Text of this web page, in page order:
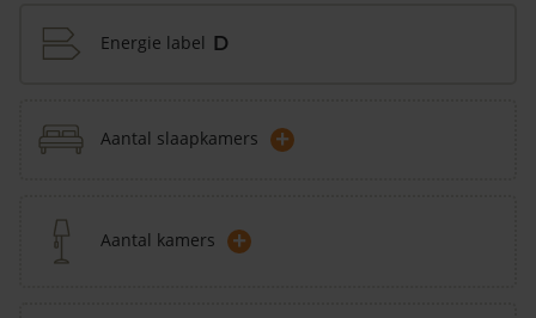
Energie label D
Aantal slaapkamers +
Aantal kamers +